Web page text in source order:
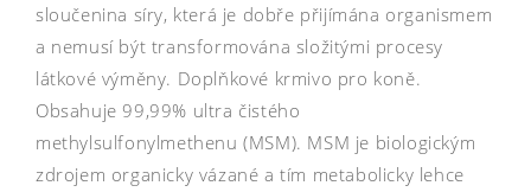
sloučenina síry, která je dobře přijímána organismem
a nemusí být transformována složitými procesy
látkové výměny. Doplňkové krmivo pro koně.
Obsahuje 99,99% ultra čistého
methylsulfonylmethenu (MSM). MSM je biologickým
zdrojem organicky vázané a tím metabolicky lehce